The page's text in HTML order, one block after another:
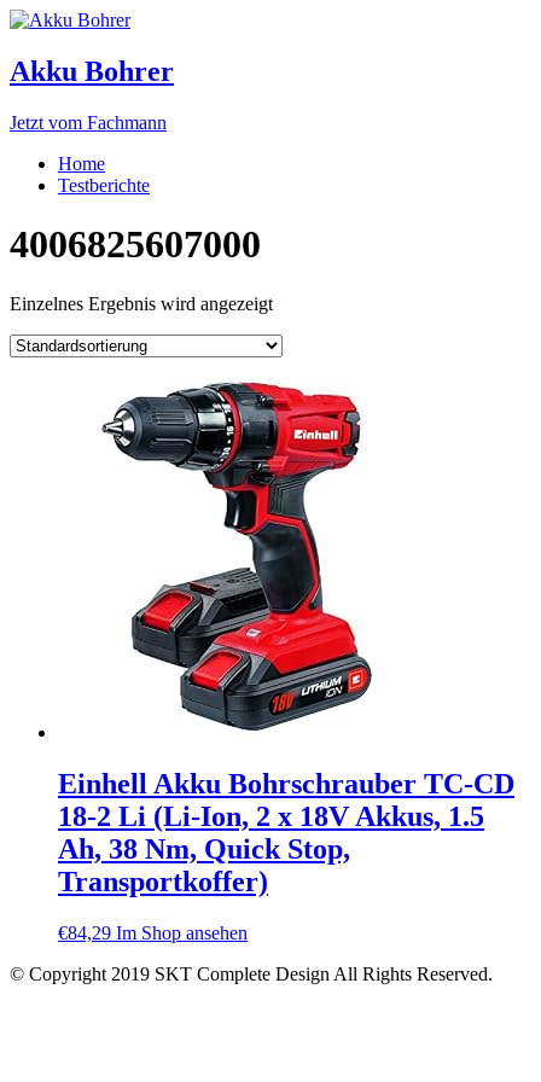
Akku Bohrer
Jetzt vom Fachmann
Home
Testberichte
4006825607000
Einzelnes Ergebnis wird angezeigt
Einhell Akku Bohrschrauber TC-CD
18-2 Li (Li-Ion, 2 x 18V Akkus, 1.5
Ah, 38 Nm, Quick Stop,
Transportkoffer)
€84,29 Im Shop ansehen
© Copyright 2019 SKT Complete Design All Rights Reserved.